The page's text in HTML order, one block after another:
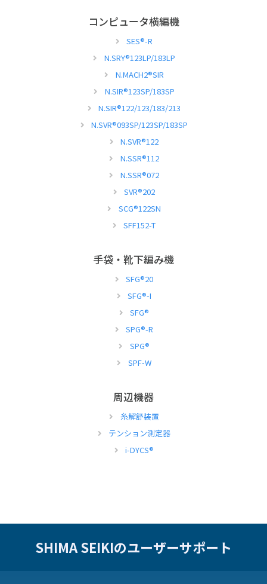
コンピュータ横編機
SES®-R
N.SRY®123LP/183LP
N.MACH2®SIR
N.SIR®123SP/183SP
N.SIR®122/123/183/213
N.SVR®093SP/123SP/183SP
N.SVR®122
N.SSR®112
N.SSR®072
SVR®202
SCG®122SN
SFF152-T
手袋・靴下編み機
SFG®20
SFG®-I
SFG®
SPG®-R
SPG®
SPF-W
周辺機器
糸解舒装置
テンション測定器
i-DYCS®
SHIMA SEIKIのユーザーサポート